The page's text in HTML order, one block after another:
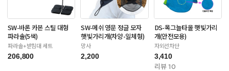
SW-바론 카본 스틸 대형
파라솔(5색)
파라솔+받침대 세트
206,800
SW-메쉬 영문 정글 모자
햇빛가리개(차양-일체형)
망사
2,200
DS-목그늘타올 햇빛가리
개(안전모용)
자외선차단
3,410
리뷰 10